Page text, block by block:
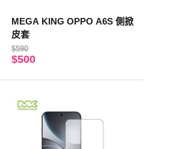
MEGA KING OPPO A6S 側掀
皮套
$590
$500